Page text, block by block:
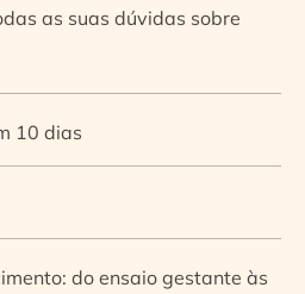
as suas dúvidas sobre
10 dias
do ensaio gestante às